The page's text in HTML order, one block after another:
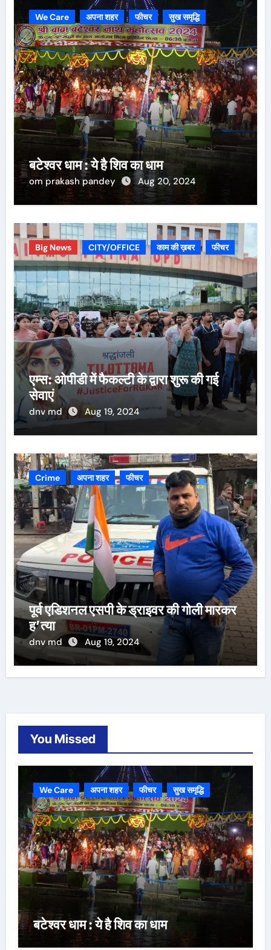
We Care अपना शहर फीचर सुख समृद्धि
बटेश्वर धाम : ये है शिव का धाम
om prakash pandey Aug 20, 2024
Big News CITY/OFFICE काम की ख़बर फीचर
एम्स: ओपीडी में फैकल्टी के द्वारा शुरू की गई
सेवाएं
dnv md Aug 19, 2024
Crime अपना शहर फीचर
पूर्व एडिशनल एसपी के ड्राइवर की गोली मारकर
ह’त्या
dnv md Aug 19, 2024
You Missed
We Care अपना शहर फीचर सुख समृद्धि
बटेश्वर धाम : ये है शिव का धाम